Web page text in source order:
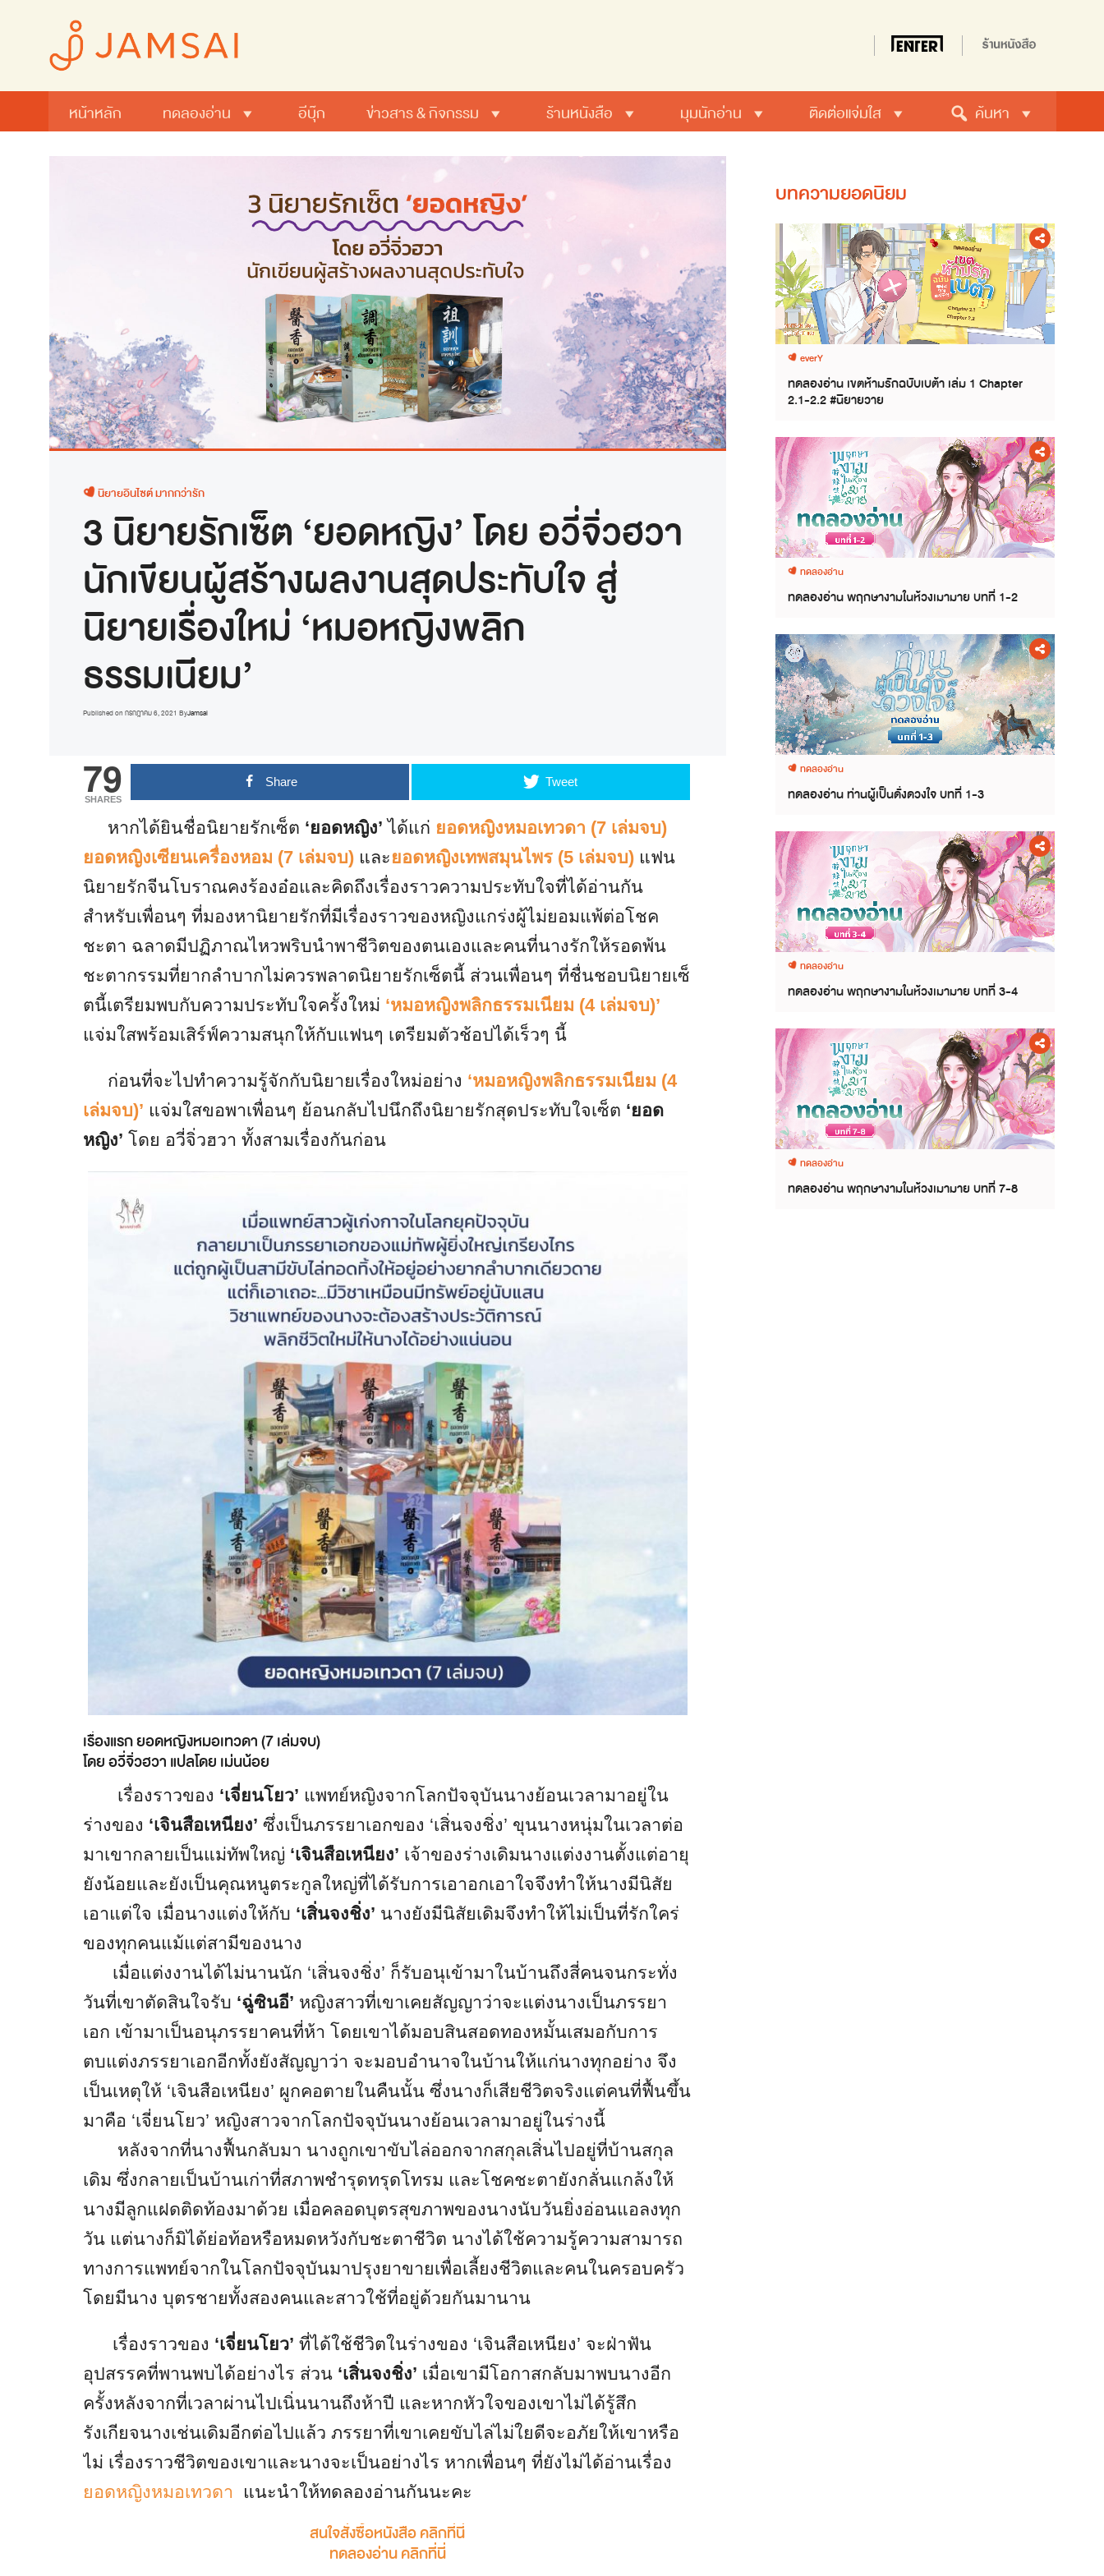
หน้าหลัก ทดลองอ่าน อีบุ๊ก ข่าวสาร & กิจกรรม ร้านหนังสือ มุมนักอ่าน ติดต่อแจ่มใส ค้นหา
นิยายอินไซต์ มากกว่ารัก
3 นิยายรักเซ็ต ‘ยอดหญิง’ โดย อวี่จิ่วฮวา
นักเขียนผู้สร้างผลงานสุดประทับใจ สู่
นิยายเรื่องใหม่ ‘หมอหญิงพลิก
ธรรมเนียม’
Published on กรกฎาคม 6, 2021 ByJamsai
79
SHARES
Share Tweet
หากได้ยินชื่อนิยายรักเซ็ต ‘ยอดหญิง’ ได้แก่ ยอดหญิงหมอเทวดา (7 เล่มจบ)
ยอดหญิงเซียนเครื่องหอม (7 เล่มจบ) และยอดหญิงเทพสมุนไพร (5 เล่มจบ) แฟน
นิยายรักจีนโบราณคงร้องอ๋อและคิดถึงเรื่องราวความประทับใจที่ได้อ่านกัน
สำหรับเพื่อนๆ ที่มองหานิยายรักที่มีเรื่องราวของหญิงแกร่งผู้ไม่ยอมแพ้ต่อโชค
ชะตา ฉลาดมีปฏิภาณไหวพริบนำพาชีวิตของตนเองและคนที่นางรักให้รอดพ้น
ชะตากรรมที่ยากลำบากไม่ควรพลาดนิยายรักเซ็ตนี้ ส่วนเพื่อนๆ ที่ชื่นชอบนิยายเซ็
ตนี้เตรียมพบกับความประทับใจครั้งใหม่ ‘หมอหญิงพลิกธรรมเนียม (4 เล่มจบ)’
แจ่มใสพร้อมเสิร์ฟ์ความสนุกให้กับแฟนๆ เตรียมตัวช้อปได้เร็วๆ นี้
ก่อนที่จะไปทำความรู้จักกับนิยายเรื่องใหม่อย่าง ‘หมอหญิงพลิกธรรมเนียม (4
เล่มจบ)’ แจ่มใสขอพาเพื่อนๆ ย้อนกลับไปนึกถึงนิยายรักสุดประทับใจเซ็ต ‘ยอด
หญิง’ โดย อวี่จิ่วฮวา ทั้งสามเรื่องกันก่อน
เรื่องแรก ยอดหญิงหมอเทวดา (7 เล่มจบ)
โดย อวี่จิ่วฮวา แปลโดย เม่นน้อย
เรื่องราวของ ‘เจี่ยนโยว’ แพทย์หญิงจากโลกปัจจุบันนางย้อนเวลามาอยู่ใน
ร่างของ ‘เจินสือเหนียง’ ซึ่งเป็นภรรยาเอกของ ‘เสิ่นจงชิ่ง’ ขุนนางหนุ่มในเวลาต่อ
มาเขากลายเป็นแม่ทัพใหญ่ ‘เจินสือเหนียง’ เจ้าของร่างเดิมนางแต่งงานตั้งแต่อายุ
ยังน้อยและยังเป็นคุณหนูตระกูลใหญ่ที่ได้รับการเอาอกเอาใจจึงทำให้นางมีนิสัย
เอาแต่ใจ เมื่อนางแต่งให้กับ ‘เสิ่นจงชิ่ง’ นางยังมีนิสัยเดิมจึงทำให้ไม่เป็นที่รักใคร่
ของทุกคนแม้แต่สามีของนาง
เมื่อแต่งงานได้ไม่นานนัก ‘เสิ่นจงชิ่ง’ ก็รับอนุเข้ามาในบ้านถึงสี่คนจนกระทั่ง
วันที่เขาตัดสินใจรับ ‘ฉู่ซินอี’ หญิงสาวที่เขาเคยสัญญาว่าจะแต่งนางเป็นภรรยา
เอก เข้ามาเป็นอนุภรรยาคนที่ห้า โดยเขาได้มอบสินสอดทองหมั้นเสมอกับการ
ตบแต่งภรรยาเอกอีกทั้งยังสัญญาว่า จะมอบอำนาจในบ้านให้แก่นางทุกอย่าง จึง
เป็นเหตุให้ ‘เจินสือเหนียง’ ผูกคอตายในคืนนั้น ซึ่งนางก็เสียชีวิตจริงแต่คนที่ฟื้นขึ้น
มาคือ ‘เจี่ยนโยว’ หญิงสาวจากโลกปัจจุบันนางย้อนเวลามาอยู่ในร่างนี้
หลังจากที่นางฟื้นกลับมา นางถูกเขาขับไล่ออกจากสกุลเสิ่นไปอยู่ที่บ้านสกุล
เดิม ซึ่งกลายเป็นบ้านเก่าที่สภาพชำรุดทรุดโทรม และโชคชะตายังกลั่นแกล้งให้
นางมีลูกแฝดติดท้องมาด้วย เมื่อคลอดบุตรสุขภาพของนางนับวันยิ่งอ่อนแอลงทุก
วัน แต่นางก็มิได้ย่อท้อหรือหมดหวังกับชะตาชีวิต นางได้ใช้ความรู้ความสามารถ
ทางการแพทย์จากในโลกปัจจุบันมาปรุงยาขายเพื่อเลี้ยงชีวิตและคนในครอบครัว
โดยมีนาง บุตรชายทั้งสองคนและสาวใช้ที่อยู่ด้วยกันมานาน
เรื่องราวของ ‘เจี่ยนโยว’ ที่ได้ใช้ชีวิตในร่างของ ‘เจินสือเหนียง’ จะฝ่าฟัน
อุปสรรคที่พานพบได้อย่างไร ส่วน ‘เสิ่นจงชิ่ง’ เมื่อเขามีโอกาสกลับมาพบนางอีก
ครั้งหลังจากที่เวลาผ่านไปเนิ่นนานถึงห้าปี และหากหัวใจของเขาไม่ได้รู้สึก
รังเกียจนางเช่นเดิมอีกต่อไปแล้ว ภรรยาที่เขาเคยขับไล่ไม่ใยดีจะอภัยให้เขาหรือ
ไม่ เรื่องราวชีวิตของเขาและนางจะเป็นอย่างไร หากเพื่อนๆ ที่ยังไม่ได้อ่านเรื่อง
ยอดหญิงหมอเทวดา แนะนำให้ทดลองอ่านกันนะคะ
สนใจสั่งซื้อหนังสือ คลิกที่นี่
ทดลองอ่าน คลิกที่นี่
บทความยอดนิยม
everY
ทดลองอ่าน เขตห้ามรักฉบับเบต้า เล่ม 1 Chapter
2.1-2.2 #นิยายวาย
ทดลองอ่าน
ทดลองอ่าน พฤกษางามในห้วงเมามาย บทที่ 1-2
ทดลองอ่าน
ทดลองอ่าน ท่านผู้เป็นดั่งดวงใจ บทที่ 1-3
ทดลองอ่าน
ทดลองอ่าน พฤกษางามในห้วงเมามาย บทที่ 3-4
ทดลองอ่าน
ทดลองอ่าน พฤกษางามในห้วงเมามาย บทที่ 7-8